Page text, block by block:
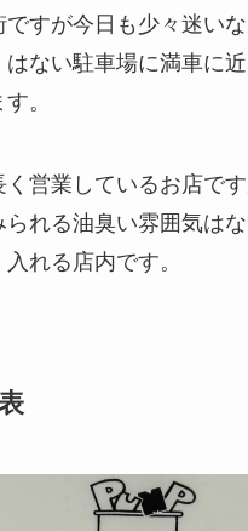
ですが今日も少々迷い
はない駐車場に満車に
。
く営業しているお店で
られる油臭い雰囲気は
れる店内です。